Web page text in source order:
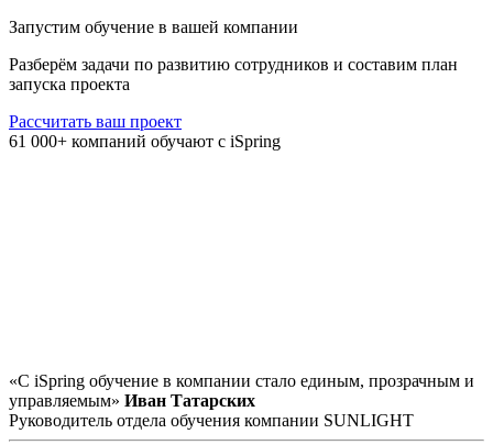
Запустим обучение в вашей компании
Разберём задачи по развитию сотрудников и составим план
запуска проекта
Рассчитать ваш проект
61 000+ компаний обучают с iSpring
«С iSpring обучение в компании стало единым, прозрачным и
управляемым» Иван Татарских
Руководитель отдела обучения компании SUNLIGHT